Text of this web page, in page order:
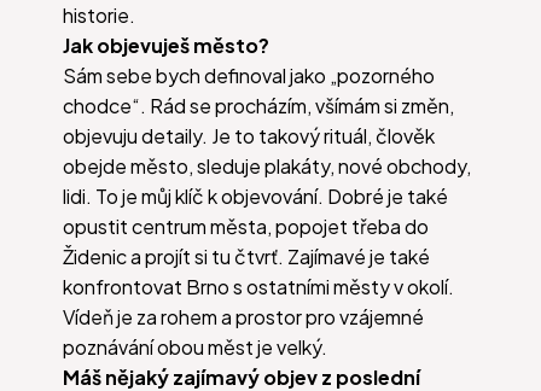
historie.
Jak objevuješ město?
Sám sebe bych definoval jako „pozorného
chodce“. Rád se procházím, všímám si změn,
objevuju detaily. Je to takový rituál, člověk
obejde město, sleduje plakáty, nové obchody,
lidi. To je můj klíč k objevování. Dobré je také
opustit centrum města, popojet třeba do
Židenic a projít si tu čtvrť. Zajímavé je také
konfrontovat Brno s ostatními městy v okolí.
Vídeň je za rohem a prostor pro vzájemné
poznávání obou měst je velký.
Máš nějaký zajímavý objev z poslední